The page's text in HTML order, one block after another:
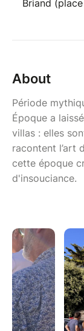
Briand
About
Période
Époque a
villas : elles
racontent l’art
cette époque
d'insouciance.